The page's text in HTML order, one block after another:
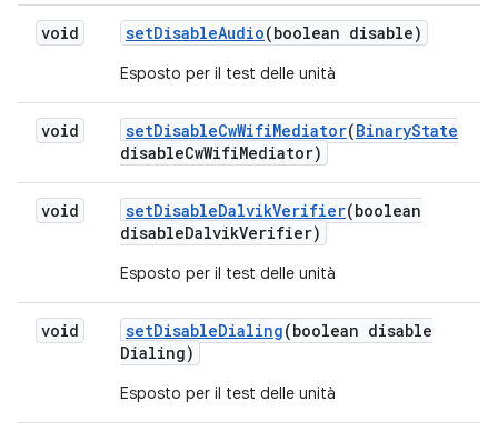
void setDisableAudio(boolean disable)
Esposto per il test delle unità
void setDisableCwWifiMediator(BinaryState
disableCwWifiMediator)
void setDisableDalvikVerifier(boolean
disableDalvikVerifier)
Esposto per il test delle unità
void setDisableDialing(boolean disable
Dialing)
Esposto per il test delle unità